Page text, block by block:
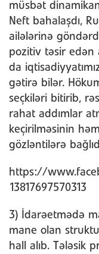
müsbət
Neft bahalaşdı,
ailələrinə
pozitiv təsir edən
da
gətirə bilər.
seçkiləri bitirib,
rahat addımlar
keçirilməsinin
gözləntilərə
https://
13817697570313
3) İdarəetmədə
mane olan
hall alıb. Tələsik